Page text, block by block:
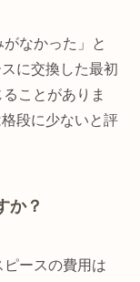
なかった」と
に交換した最初
ことがありま
段に少ないと評
か？
ースの費用は